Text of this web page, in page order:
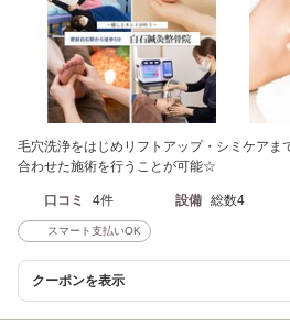
毛穴洗浄をはじめリフトアップ・シミケア
合わせた施術を行うことが可能☆
口コミ 4件 設備 総数4
スマート支払いOK
クーポンを表示